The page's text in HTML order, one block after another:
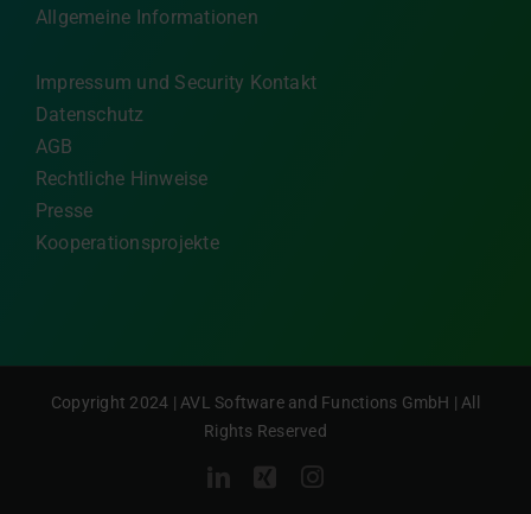
Allgemeine Informationen
Impressum und Security Kontakt
Datenschutz
AGB
Rechtliche Hinweise
Presse
Kooperationsprojekte
Copyright 2024 | AVL Software and Functions GmbH | All
Rights Reserved
LinkedIn
XingInstagram